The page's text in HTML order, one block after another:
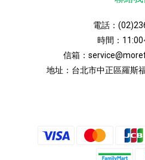
電話：
時間：
信箱：
地址： 台北市中正區羅斯